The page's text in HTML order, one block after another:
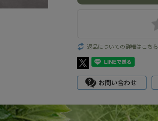
返品についての詳細はこちら